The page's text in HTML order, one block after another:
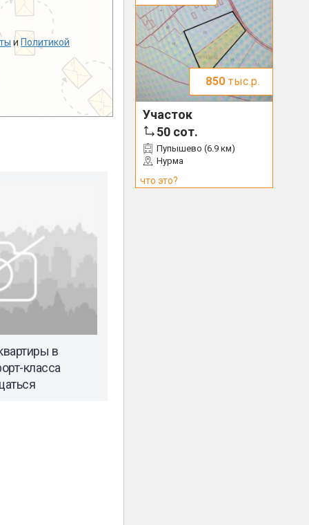
и Политикой
в
класса
850 тыс.р.
Участок
50 сот.
Пупышево (6.9 км)
Нурма
что это?